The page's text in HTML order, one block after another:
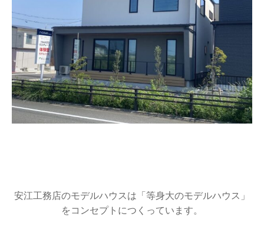
安江工務店のモデルハウスは「等身大のモデルハウス」
をコンセプトにつくっています。